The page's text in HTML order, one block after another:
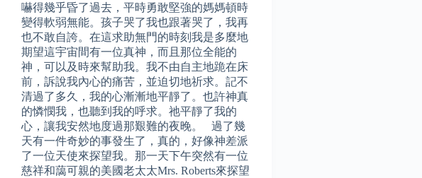
嚇得幾乎昏了過去，平時勇敢堅強的媽媽頓時
變得軟弱無能。孩子哭了我也跟著哭了，我再
也不敢自誇。在這求助無門的時刻我是多麼地
期望這宇宙間有一位真神，而且那位全能的
神，可以及時來幫助我。我不由自主地跪在床
前，訴說我內心的痛苦，並迫切地祈求。記不
清過了多久，我的心漸漸地平靜了。也許神真
的憐憫我，也聽到我的呼求。祂平靜了我的
心，讓我安然地度過那艱難的夜晚。 過了幾
天有一件奇妙的事發生了，真的，好像神差派
了一位天使來探望我。那一天下午突然有一位
慈祥和藹可親的美國老太太Mrs. Roberts來探望